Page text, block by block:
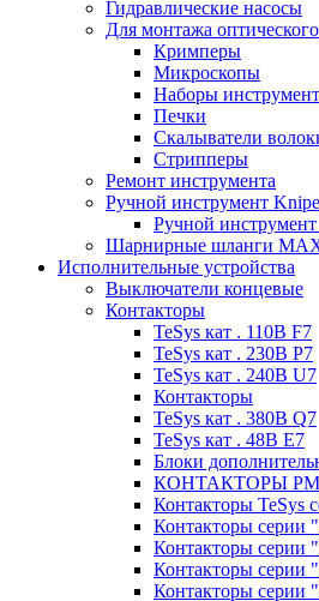
Гидравлические насосы
Для монтажа
Кримперы
Микроскопы
Наборы
Печки
Скалыватели
Стрипперы
Ремонт инструмента
Ручной инструмент
Ручной
Шарнирные шланги
Исполнительные устройства
Выключатели концевые
Контакторы
TeSys кат . 110В F7
TeSys кат . 230В P7
TeSys кат . 240В U7
Контакторы
TeSys кат . 380В Q7
TeSys кат . 48В E7
Блоки
КОНТАКТОРЫ
Контакторы TeSys
Контакторы серии
Контакторы серии
Контакторы серии
Контакторы серии